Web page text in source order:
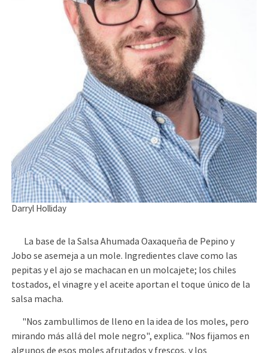
Darryl Holliday
La base de la Salsa Ahumada Oaxaqueña de Pepino y
Jobo se asemeja a un mole. Ingredientes clave como las
pepitas y el ajo se machacan en un molcajete; los chiles
tostados, el vinagre y el aceite aportan el toque único de la
salsa macha.
"Nos zambullimos de lleno en la idea de los moles, pero
mirando más allá del mole negro", explica. "Nos fijamos en